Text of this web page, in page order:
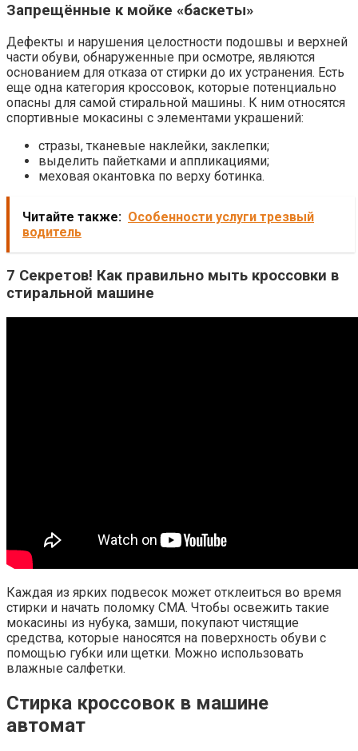
Запрещённые к мойке «баскеты»
Дефекты и нарушения целостности подошвы и верхней
части обуви, обнаруженные при осмотре, являются
основанием для отказа от стирки до их устранения. Есть
еще одна категория кроссовок, которые потенциально
опасны для самой стиральной машины. К ним относятся
спортивные мокасины с элементами украшений:
стразы, тканевые наклейки, заклепки;
выделить пайетками и аппликациями;
меховая окантовка по верху ботинка.
Читайте также: Особенности услуги трезвый
водитель
7 Секретов! Как правильно мыть кроссовки в
стиральной машине
Каждая из ярких подвесок может отклеиться во время
стирки и начать поломку СМА. Чтобы освежить такие
мокасины из нубука, замши, покупают чистящие
средства, которые наносятся на поверхность обуви с
помощью губки или щетки. Можно использовать
влажные салфетки.
Стирка кроссовок в машине
автомат